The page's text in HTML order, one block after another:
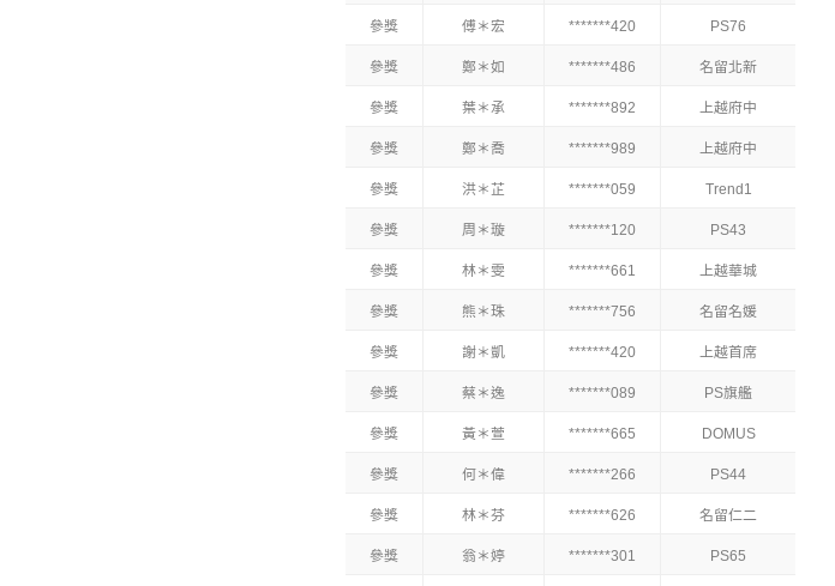
參獎 傅＊宏 *******420 PS76
參獎 鄭＊如 *******486 名留北新
參獎 葉＊承 *******892 上越府中
參獎 鄭＊喬 *******989 上越府中
參獎 洪＊芷 *******059 Trend1
參獎 周＊璇 *******120 PS43
參獎 林＊雯 *******661 上越華城
參獎 熊＊珠 *******756 名留名媛
參獎 謝＊凱 *******420 上越首席
參獎 蔡＊逸 *******089 PS旗艦
參獎 黃＊萱 *******665 DOMUS
參獎 何＊偉 *******266 PS44
參獎 林＊芬 *******626 名留仁二
參獎 翁＊婷 *******301 PS65